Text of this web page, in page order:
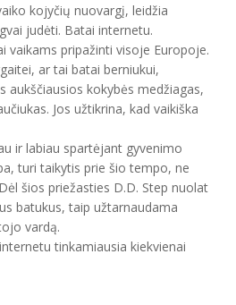
kojyčių nuovargį, leidžia
judėti. Batai internetu.
vaikams pripažinti visoje Europoje.
ar tai batai berniukui,
aukščiausios kokybės medžiagas,
Jos užtikrina, kad vaikiška
ir labiau spartėjant gyvenimo
turi taikytis prie šio tempo, ne
šios priežasties D.D. Step nuolat
batukus, taip užtarnaudama
vardą.
tinkamiausia kiekvienai